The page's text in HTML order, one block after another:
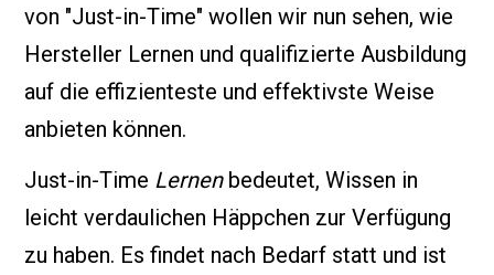
von "Just-in-Time" wollen wir nun sehen, wie
Hersteller Lernen und qualifizierte Ausbildung
auf die effizienteste und effektivste Weise
anbieten können.
Just-in-Time Lernenbedeutet, Wissen in
leicht verdaulichen Häppchen zur Verfügung
zu haben. Es findet nach Bedarf statt und ist